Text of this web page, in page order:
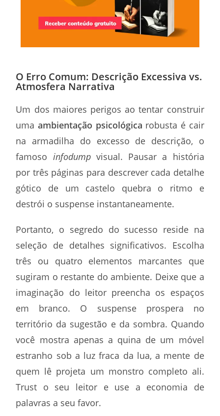
O Erro Comum: Descrição Excessiva vs.
Atmosfera Narrativa
Um dos maiores perigos ao tentar construir
umaambientação psicológica robusta é cair
na armadilha do excesso de descrição, o
famoso infodumpvisual. Pausar a história
por três páginas para descrever cada detalhe
gótico de um castelo quebra o ritmo e
destrói o suspense instantaneamente.
Portanto, o segredo do sucesso reside na
seleção de detalhes significativos. Escolha
três ou quatro elementos marcantes que
sugiram o restante do ambiente. Deixe que a
imaginação do leitor preencha os espaços
em branco. O suspense prospera no
território da sugestão e da sombra. Quando
você mostra apenas a quina de um móvel
estranho sob a luz fraca da lua, a mente de
quem lê projeta um monstro completo ali.
Trust o seu leitor e use a economia de
palavras a seu favor.